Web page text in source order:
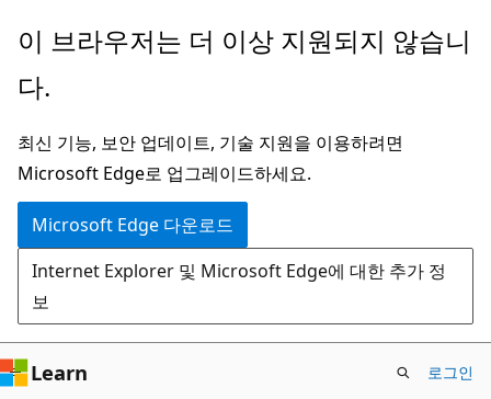
주
콘
츠
로
건
너
뛰
기
이 브라우저는 더 이상 지원되지 않습니
다.
최신 기능, 보안 업데이트, 기술 지원을 이용하려면
Microsoft Edge로 업그레이드하세요.
Microsoft Edge 다운로드
Internet Explorer 및 Microsoft Edge에 대한 추가 정
보
Learn 로그인